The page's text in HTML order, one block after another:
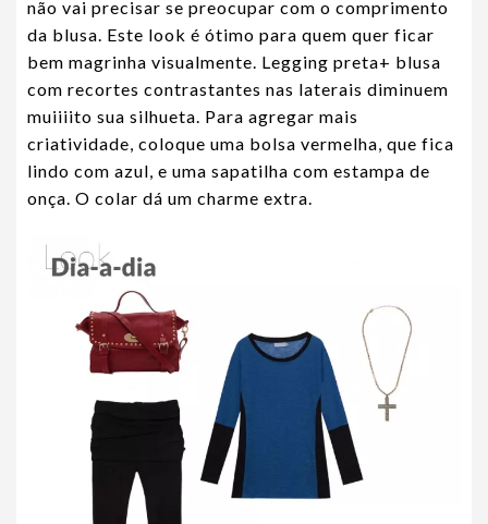
não vai precisar se preocupar com o comprimento
da blusa. Este look é ótimo para quem quer ficar
bem magrinha visualmente. Legging preta+ blusa
com recortes contrastantes nas laterais diminuem
muiiiito sua silhueta. Para agregar mais
criatividade, coloque uma bolsa vermelha, que fica
lindo com azul, e uma sapatilha com estampa de
onça. O colar dá um charme extra.